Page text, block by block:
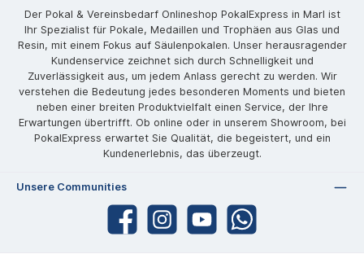
Der Pokal & Vereinsbedarf Onlineshop PokalExpress in Marl ist
Ihr Spezialist für Pokale, Medaillen und Trophäen aus Glas und
Resin, mit einem Fokus auf Säulenpokalen. Unser herausragender
Kundenservice zeichnet sich durch Schnelligkeit und
Zuverlässigkeit aus, um jedem Anlass gerecht zu werden. Wir
verstehen die Bedeutung jedes besonderen Moments und bieten
neben einer breiten Produktvielfalt einen Service, der Ihre
Erwartungen übertrifft. Ob online oder in unserem Showroom, bei
PokalExpress erwartet Sie Qualität, die begeistert, und ein
Kundenerlebnis, das überzeugt.
Unsere Communities